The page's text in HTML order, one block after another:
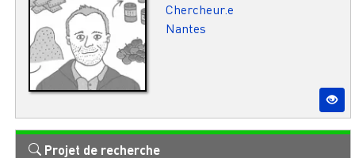
Chercheur.e
Nantes
Projet de recherche